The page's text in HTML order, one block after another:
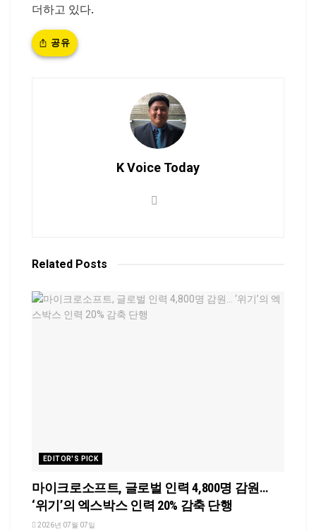
더하고 있다.
공유
K Voice Today
Related Posts
EDITOR'S PICK
마이크로소프트, 글로벌 인력 4,800명 감원…
‘위기’의 엑스박스 인력 20% 감축 단행
2026년 07월 07일